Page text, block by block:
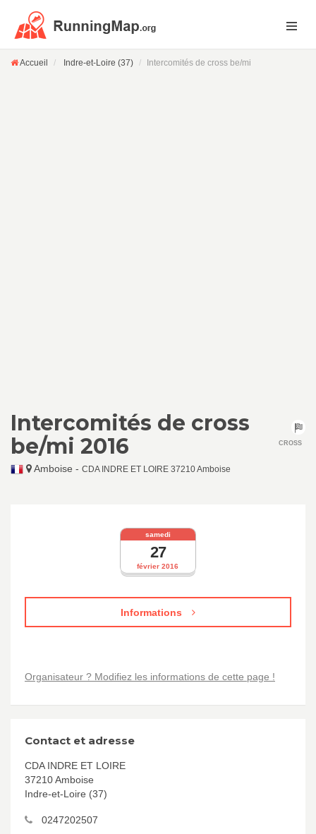
Accueil Indre-et-Loire (37) Intercomités de cross be/mi
Intercomités de cross
be/mi 2016
Amboise - CDA INDRE ET LOIRE 37210 Amboise
CROSS
février 2016
samedi
27
Informations
Organisateur ? Modifiez les informations de cette page !
Contact et adresse
CDA INDRE ET LOIRE
37210 Amboise
Indre-et-Loire (37)
0247202507